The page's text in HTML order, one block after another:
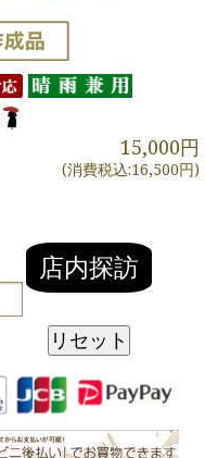
15,000円
(消費税込:16,500円)